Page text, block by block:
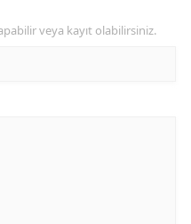
veya kayıt olabilirsiniz.